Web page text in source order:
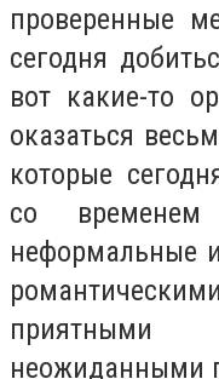
проверенные
сегодня
вот какие-то
оказаться
которые
со
неформальные
неожиданными